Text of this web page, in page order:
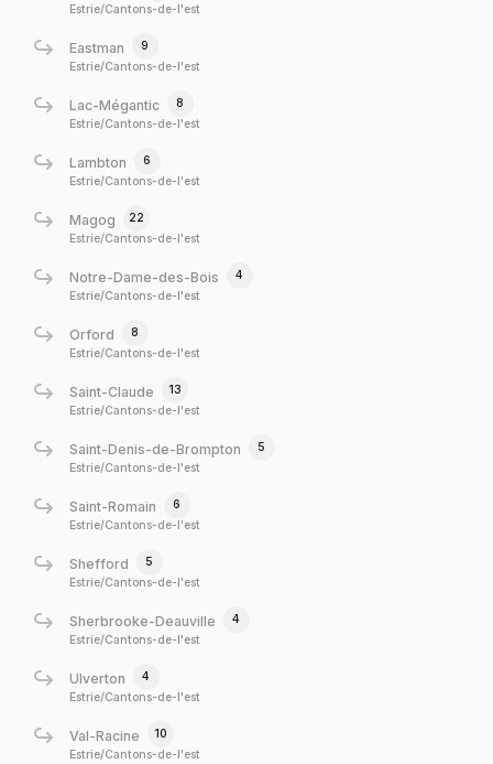
Estrie/Cantons-de-l'est
Eastman
9
Estrie/Cantons-de-l'est
Lac-Mégantic
8
Estrie/Cantons-de-l'est
Lambton
6
Estrie/Cantons-de-l'est
Magog
22
Estrie/Cantons-de-l'est
Notre-Dame-des-Bois
4
Estrie/Cantons-de-l'est
Orford
8
Estrie/Cantons-de-l'est
Saint-Claude
13
Estrie/Cantons-de-l'est
Saint-Denis-de-Brompton
5
Estrie/Cantons-de-l'est
Saint-Romain
6
Estrie/Cantons-de-l'est
Shefford
5
Estrie/Cantons-de-l'est
Sherbrooke-Deauville
4
Estrie/Cantons-de-l'est
Ulverton
4
Estrie/Cantons-de-l'est
Val-Racine
10
Estrie/Cantons-de-l'est